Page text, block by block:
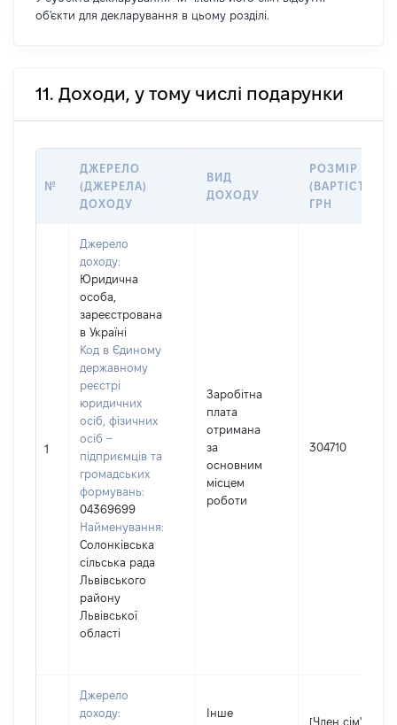
об'єкти для декларування в цьому розділі.
11. Доходи, у тому числі подарунки
№
ДЖЕРЕЛО
(ДЖЕРЕЛА)
ДОХОДУ
ВИД
ДОХОДУ
РОЗМІР
(ВАРТІСТЬ),
ГРН
1
Джерело
доходу:
Юридична
особа,
зареєстрована
в Україні
Код в Єдиному
державному
реєстрі
юридичних
осіб, фізичних
осіб –
підприємців та
громадських
формувань:
04369699
Найменування:
Солонківська
сільська рада
Львівського
району
Львівської
області
Заробітна
плата
отримана
за
основним
місцем
роботи
304710
Джерело
доходу:
Інше
[Член сім'ї